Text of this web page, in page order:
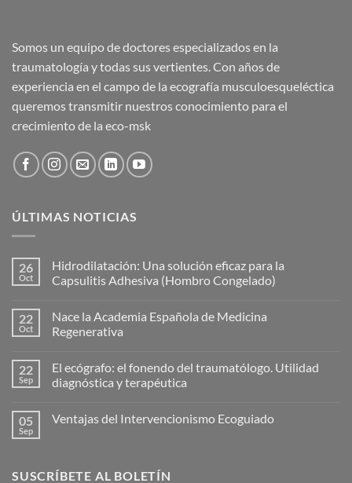
Somos un equipo de doctores especializados en la
traumatología y todas sus vertientes. Con años de
experiencia en el campo de la ecografía musculoesqueléctica
queremos transmitir nuestros conocimiento para el
crecimiento de la eco-msk
ÚLTIMAS NOTICIAS
26
Oct
Hidrodilatación: Una solución eficaz para la
Capsulitis Adhesiva (Hombro Congelado)
comentarios
en
Hidrodilatación:
eficaz
para
la
(Hombro
Congelado)
22
Oct
Nace la Academia Española de Medicina
Regenerativa
comentarios
en
Nace
Española
22
Sep
El ecógrafo: el fonendo del traumatólogo. Utilidad
diagnóstica y terapéutica
comentarios
fonendo
del
05
Sep
Ventajas del Intervencionismo Ecoguiado
Ventajas
SUSCRÍBETE AL BOLETÍN